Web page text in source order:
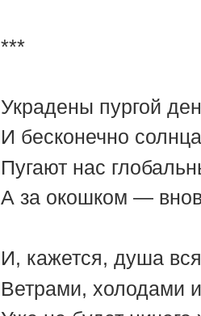
***
Украдены пургой
И бесконечно
Пугают нас
А за окошком —
И, кажется, душа
Ветрами, холодами